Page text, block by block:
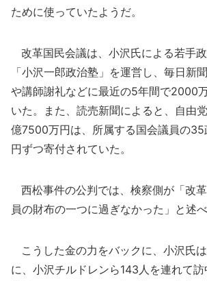
ために使っていたようだ。
改革国民会議は、小沢氏による若手
「小沢一郎政治塾」を運営し、毎日新
や講師謝礼などに最近の5年間で2000
いた。また、読売新聞によると、自由
億7500万円は、所属する国会議員の
円ずつ寄付されていた。
西松事件の公判では、検察側が「改
員の財布の一つに過ぎなかった」と述べ
こうした金の力をバックに、小沢氏
に、小沢チルドレンら143人を連れて